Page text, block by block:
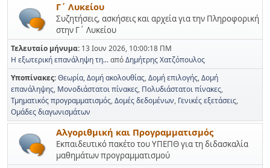
Γ΄ Λυκείου
Συζητήσεις, ασκήσεις και αρχεία για την Πληροφορική
στην Γ΄ Λυκείου
Τελευταίο μήνυμα: 13 Ιουν 2026, 10:00:18 ΠΜ
Η εξωτερική επανάληψη τη...απόΔημήτρης Χατζόπουλος
Υποπίνακες Θεωρία Δομή ακολουθίας Δομή επιλογής Δομή
επανάληψης Μονοδιάστατοι πίνακες Πολυδιάστατοι πίνακες
Τμηματικός προγραμματισμός Δομές δεδομένων Γενικές εξετάσεις
Ομάδες διαγωνισμάτων
Αλγοριθμική και Προγραμματισμός
Εκπαιδευτικό πακέτο του ΥΠΕΠΘ για τη διδασκαλία
μαθημάτων προγραμματισμού